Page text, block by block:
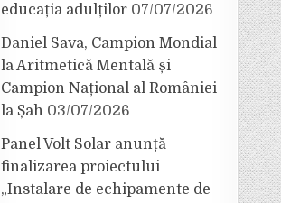
educația adulților 07/07/2026
Daniel Sava, Campion Mondial
la Aritmetică Mentală și
Campion Național al României
la Șah 03/07/2026
Panel Volt Solar anunță
finalizarea proiectului
„Instalare de echipamente de